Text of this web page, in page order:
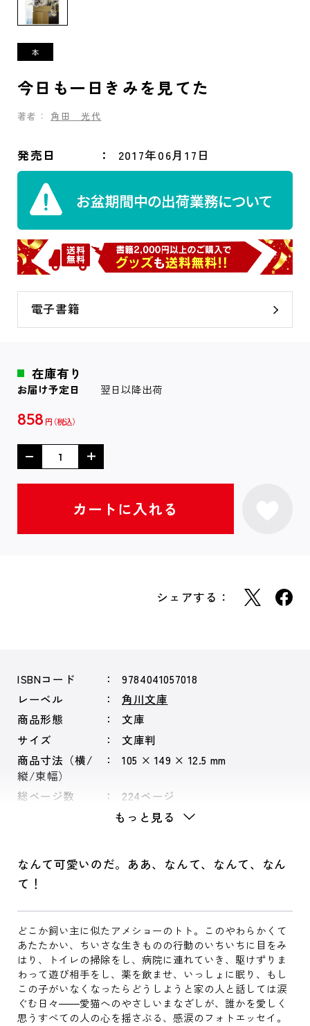
今日も一日きみを見てた
著者： 角田 光代
発売日 2017年06月17日
電子書籍
在庫有り
お届け予定日 翌日以降出荷
858 円
シェアする：
ISBNコード
9784041057018
レーベル
角川文庫
商品形態
文庫
サイズ
文庫判
商品寸法（横/
縦/束幅）
105 × 149 × 12.5 mm
総ページ数 224ページ
もっと見る
なんて可愛いのだ。ああ、なんて、なんて、なん
て！
どこか飼い主に似たアメショーのトト。このやわらかくて
あたたかい、ちいさな生きものの行動のいちいちに目をみ
はり、トイレの掃除をし、病院に連れていき、駆けずりま
わって遊び相手をし、薬を飲ませ、いっしょに眠り、もし
この子がいなくなったらどうしようと家の人と話しては涙
ぐむ日々――愛猫へのやさしいまなざしが、誰かを愛しく
思うすべての人の心を揺さぶる、感涙のフォトエッセイ。